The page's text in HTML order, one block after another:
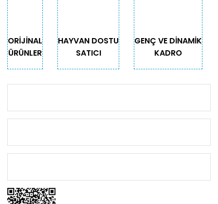
ORİJİNAL
ÜRÜNLER
HAYVAN DOSTU
SATICI
GENÇ VE DİNAMİK
KADRO